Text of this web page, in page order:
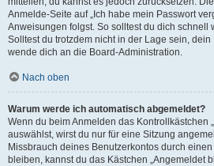
Anmelde-Seite auf „Ich habe mein Passwort
Anweisungen folgst. So solltest du dich schnell
Solltest du trotzdem nicht in der Lage sein,
wende dich an die Board-Administration.
Nach oben
Warum werde ich automatisch abgemeldet?
Wenn du beim Anmelden das Kontrollkästchen
auswählst, wirst du nur für eine Sitzung
Missbrauch deines Benutzerkontos durch
bleiben, kannst du das Kästchen „Angemeldet